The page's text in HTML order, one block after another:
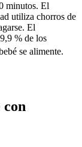
minutos. El
utiliza chorros de
El
% de los
se alimente.
con